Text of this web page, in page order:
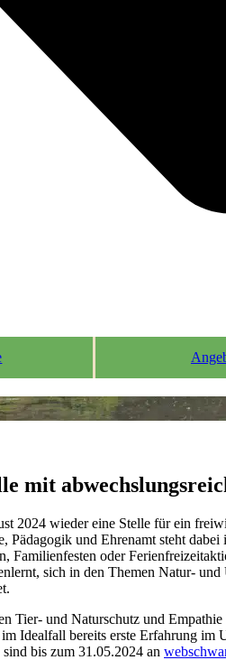
mit
2024 wieder eine Stelle für ein
Pädagogik und Ehrenamt steht
oder
sich in den Themen Natur-
Tier- und Naturschutz und
Idealfall bereits erste Erfahrung
bis zum 31.05.2024 an